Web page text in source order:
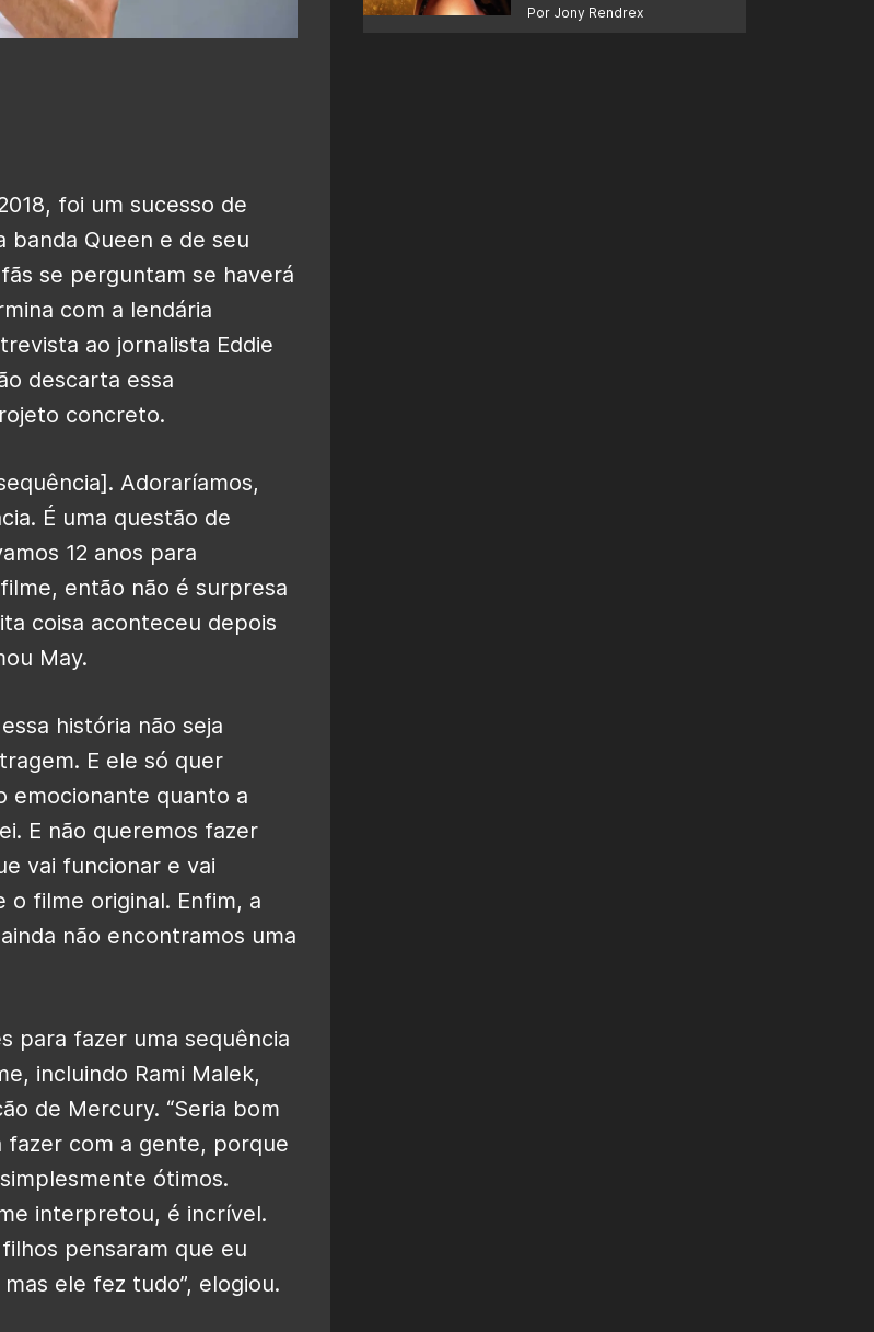
foi um sucesso de
Queen e de seu
se perguntam se haverá
com a lendária
ao jornalista Eddie
descarta essa
concreto.
Adoraríamos,
É uma questão de
12 anos para
então não é surpresa
coisa aconteceu depois
May.
história não seja
E ele só quer
emocionante quanto a
E não queremos fazer
vai funcionar e vai
o filme original. Enfim, a
não encontramos uma
para fazer uma sequência
incluindo Rami Malek,
de Mercury. “Seria bom
com a gente, porque
ótimos.
interpretou, é incrível.
pensaram que eu
ele fez tudo”, elogiou.
novembro
Por Jony Rendrex